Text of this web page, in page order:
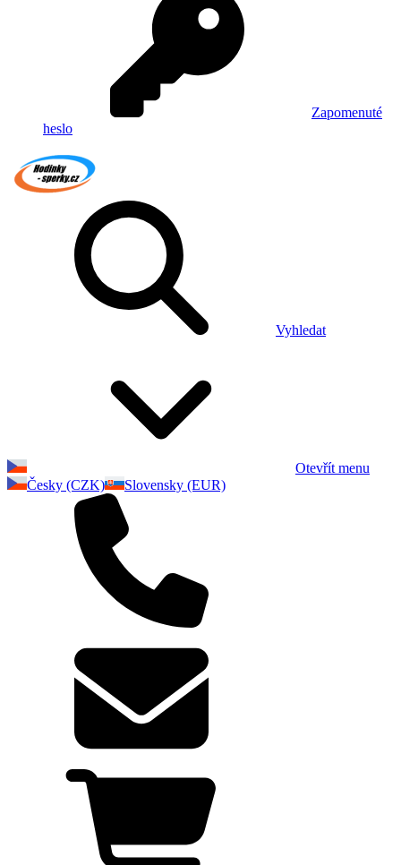
Zapomenuté
heslo
Vyhledat
Otevřít menu
Česky (CZK)
Slovensky (EUR)